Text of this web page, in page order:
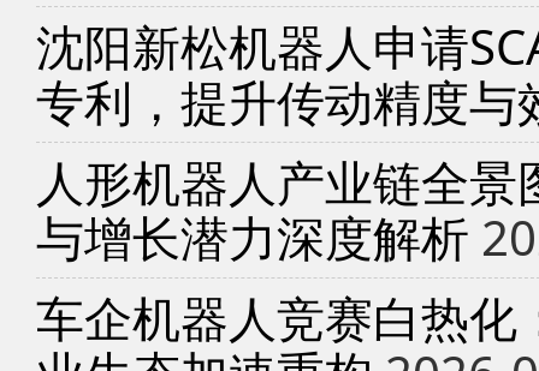
沈阳新松机器人申请
专利，提升传动精度与
人形机器人产业链全
与增长潜力深度解析
车企机器人竞赛白热